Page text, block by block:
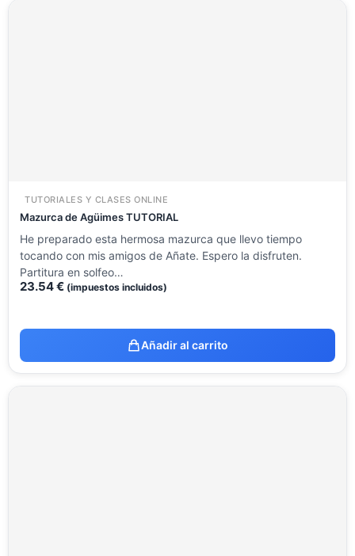
TUTORIALES Y CLASES ONLINE
Mazurca de Agüimes TUTORIAL
He preparado esta hermosa mazurca que llevo tiempo
tocando con mis amigos de Añate. Espero la disfruten.
Partitura en solfeo…
23.54€ (impuestos incluidos)
Añadir al carrito